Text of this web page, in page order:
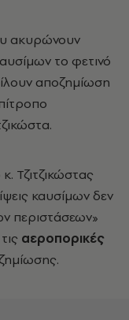
ακυρώνουν
το φετινό
αποζημίωση
Τζιτζικώστας
καυσίμων δεν
περιστάσεων»
αεροπορικές